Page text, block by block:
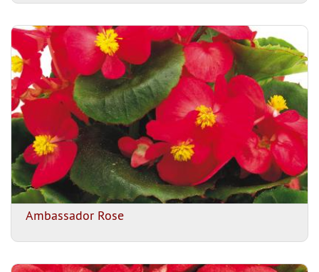
Ambassador Rose